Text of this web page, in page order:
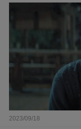
2023/09/18